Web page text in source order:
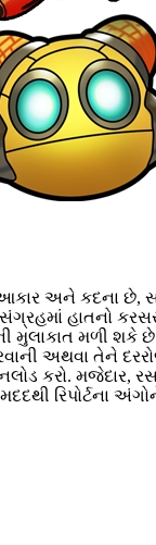
અને કદના છે,
હાતનો
મુલાકાત મળી શકે
અથવા તેને
કરો. મજેદાર,
રિપોર્ટના